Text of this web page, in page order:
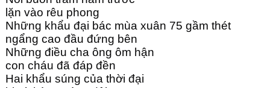
lặn vào rêu phong
Những khẩu đại bác mùa xuân 75 gầm thét
ngẩng cao đầu đứng bên
Những điều cha ông ôm hận
con cháu đã đáp đền
Hai khẩu súng của thời đại